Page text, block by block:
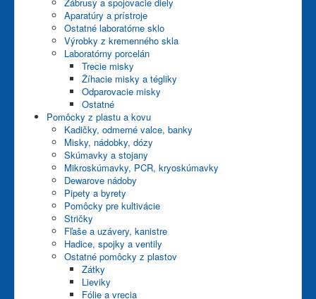
Aparatúry a prístroje
Ostatné laboratórne sklo
Výrobky z kremenného skla
Laboratórny porcelán
Trecie misky
Žíhacie misky a tégliky
Odparovacie misky
Ostatné
Pomôcky z plastu a kovu
Kadičky, odmerné valce, banky
Misky, nádobky, dózy
Skúmavky a stojany
Mikroskúmavky, PCR, kryoskúmavky
Dewarove nádoby
Pipety a byrety
Pomôcky pre kultivácie
Stričky
Fľaše a uzávery, kanistre
Hadice, spojky a ventily
Ostatné pomôcky z plastov
Zátky
Lieviky
Fólie a vrecia